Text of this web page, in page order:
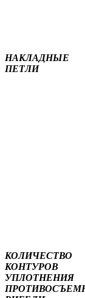
НАКЛАДНЫЕ
ПЕТЛИ
КОЛИЧЕСТВО
КОНТУРОВ
УПЛОТНЕНИЯ